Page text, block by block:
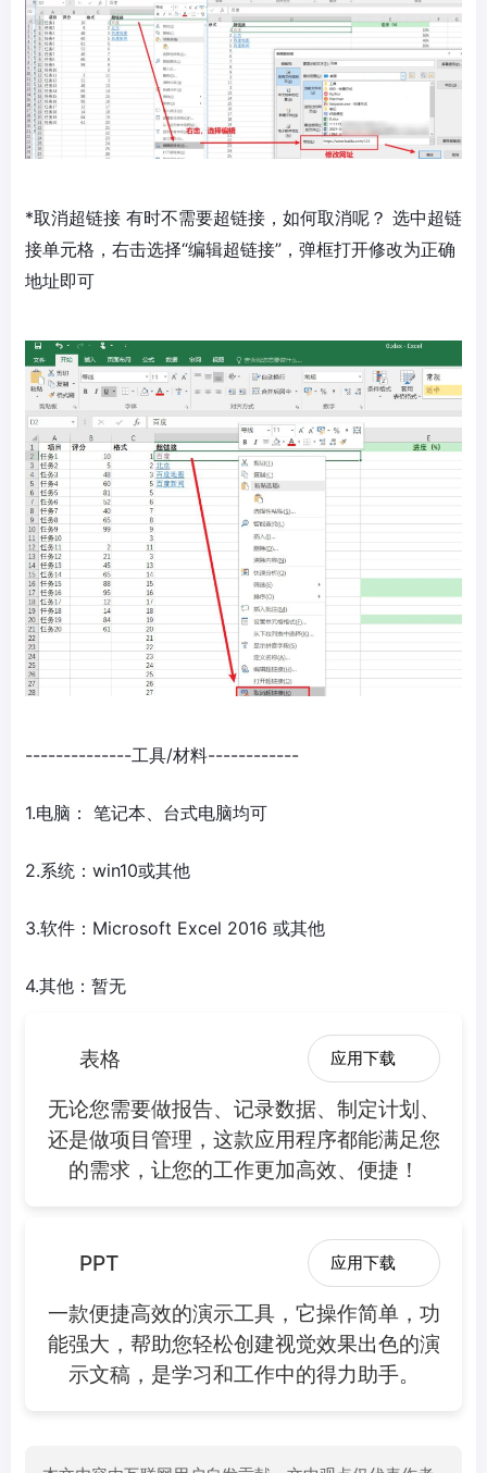
*取消超链接 有时不需要超链接，如何取消呢？ 选中超链
接单元格，右击选择“编辑超链接”，弹框打开修改为正确
地址即可
--------------工具/材料------------
1.电脑： 笔记本、台式电脑均可
2.系统：win10或其他
3.软件：Microsoft Excel 2016 或其他
4.其他：暂无
表格 应用下载
无论您需要做报告、记录数据、制定计划、
还是做项目管理，这款应用程序都能满足您
的需求，让您的工作更加高效、便捷！
PPT 应用下载
一款便捷高效的演示工具，它操作简单，功
能强大，帮助您轻松创建视觉效果出色的演
示文稿，是学习和工作中的得力助手。